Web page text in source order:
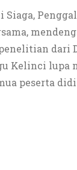
dari
Kelinci lupa
peserta